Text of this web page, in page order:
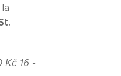
Kč 16 -